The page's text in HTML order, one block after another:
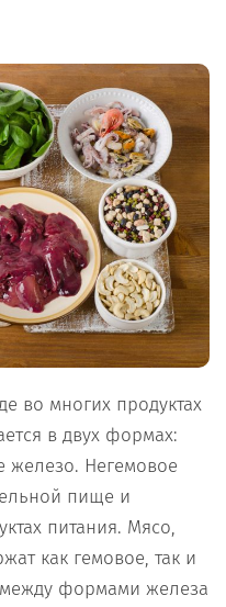
во многих продуктах
в двух формах:
железо. Негемовое
пище и
питания. Мясо,
как гемовое, так и
формами железа